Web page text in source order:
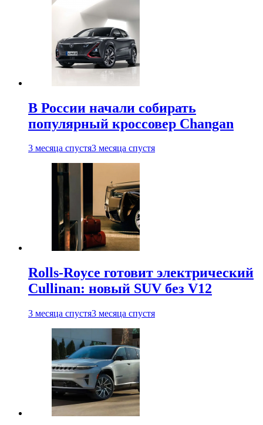
В России начали собирать
популярный кроссовер Changan
3 месяца спустя3 месяца спустя
Rolls-Royce готовит электрический
Cullinan: новый SUV без V12
3 месяца спустя3 месяца спустя